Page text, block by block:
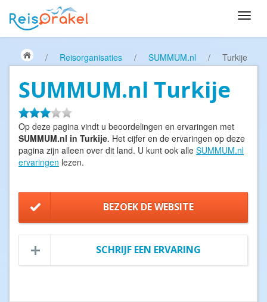
/ Reisorganisaties / SUMMUM.nl / Turkije
SUMMUM.nl Turkije
Op deze pagina vindt u beoordelingen en ervaringen met
SUMMUM.nl in Turkije. Het cijfer en de ervaringen op deze
pagina zijn alleen over dit land. U kunt ook alle SUMMUM.nl
ervaringen lezen.
BEZOEK DE WEBSITE
SCHRIJF EEN ERVARING